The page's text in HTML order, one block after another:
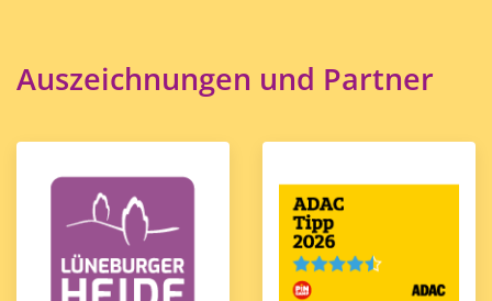
Auszeichnungen und Partner